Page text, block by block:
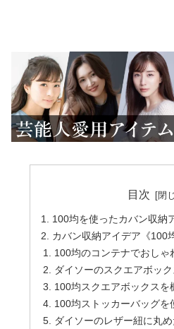
目次
100均を使ったカバン収納
カバン収納アイデア《100
100均のコンテナでおしゃ
ダイソーのスクエアボッ
100均スクエアボックスを
100均ストッカーバッグを
ダイソーのレザー紐に丸